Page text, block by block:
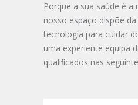
Porque a sua saúde é a
nosso espaço dispõe
tecnologia para cuidar
uma experiente equipa
qualiﬁcados nas